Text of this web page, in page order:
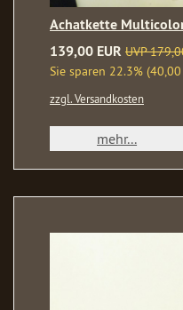
Achatkette
139,00 EUR UVP
Sie sparen 22.3% (40,00
zzgl. Versandkosten
mehr...